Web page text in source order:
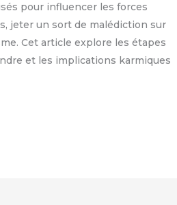
pour influencer les forces
jeter un sort de malédiction sur
Cet article explore les étapes
et les implications karmiques